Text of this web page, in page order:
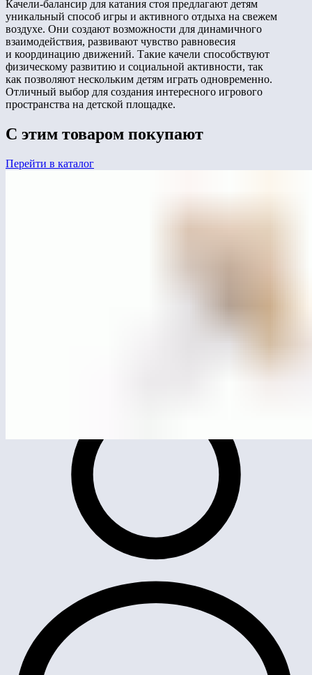
Качели-балансир для катания стоя предлагают детям
уникальный способ игры и активного отдыха на свежем
воздухе. Они создают возможности для динамичного
взаимодействия, развивают чувство равновесия
и координацию движений. Такие качели способствуют
физическому развитию и социальной активности, так
как позволяют нескольким детям играть одновременно.
Отличный выбор для создания интересного игрового
пространства на детской площадке.
С этим товаром покупают
Перейти в каталог